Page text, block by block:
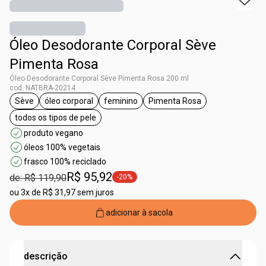
Óleo Desodorante Corporal Sève
Pimenta Rosa
Óleo Desodorante Corporal Sève Pimenta Rosa 200 ml
cod. NATBRA-20214
etiqueta Sève
Sève
etiqueta óleo corporal
óleo corporal
etiqueta feminino
feminino
etiqueta Pimenta Rosa
Pimenta Rosa
etiqueta todos os tipos de pele
todos os tipos de pele
produto vegano
óleos 100% vegetais
frasco 100% reciclado
de: R$ 119,90R$ 95,92 etiqueta -20%
-20%
ou 3x de R$ 31,97 sem juros
adicionar à sacola
descrição